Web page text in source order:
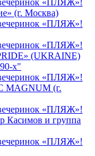
«ПЛЯЖ»!
(г. Москва)
«ПЛЯЖ»!
«ПЛЯЖ»!
(UKRAINE)
х"
«ПЛЯЖ»!
MAGNUM (г.
«ПЛЯЖ»!
Касимов и группа
«ПЛЯЖ»!